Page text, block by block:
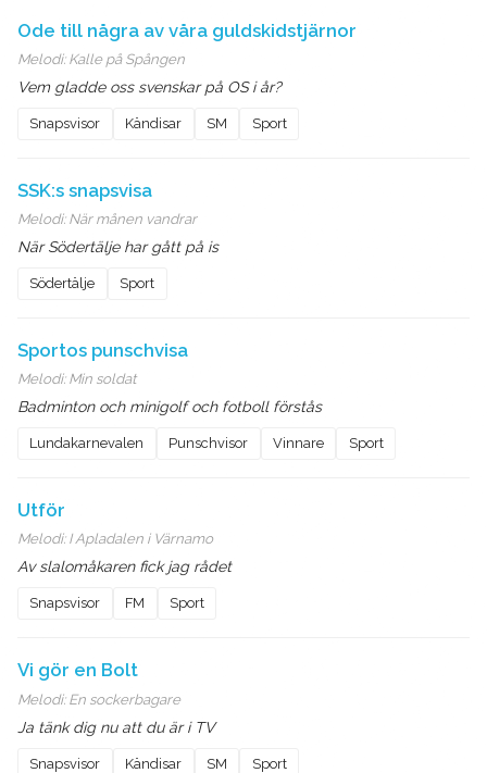
Ode till några av våra guldskidstjärnor
Melodi: Kalle på Spången
Vem gladde oss svenskar på OS i år?
Snapsvisor Kändisar SM Sport
SSK:s snapsvisa
Melodi: När månen vandrar
När Södertälje har gått på is
Södertälje Sport
Sportos punschvisa
Melodi: Min soldat
Badminton och minigolf och fotboll förstås
Lundakarnevalen Punschvisor Vinnare Sport
Utför
Melodi: I Apladalen i Värnamo
Av slalomåkaren fick jag rådet
Snapsvisor FM Sport
Vi gör en Bolt
Melodi: En sockerbagare
Ja tänk dig nu att du är i TV
Snapsvisor Kändisar SM Sport